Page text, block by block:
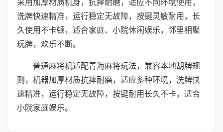
洗牌快速精准，运行稳定无故障，按键灵敏耐用，长
久使用不卡顿，适合家庭、小院休闲娱乐，邻里相聚
玩牌，欢乐不断。
普通麻将机适配青海麻将玩法，兼容本地胡牌规
则，机器加厚材质抗摔耐磨，适应多种环境，洗牌快
速精准，运行稳定无故障，按键耐用长久不卡，适合
小院家庭娱乐。